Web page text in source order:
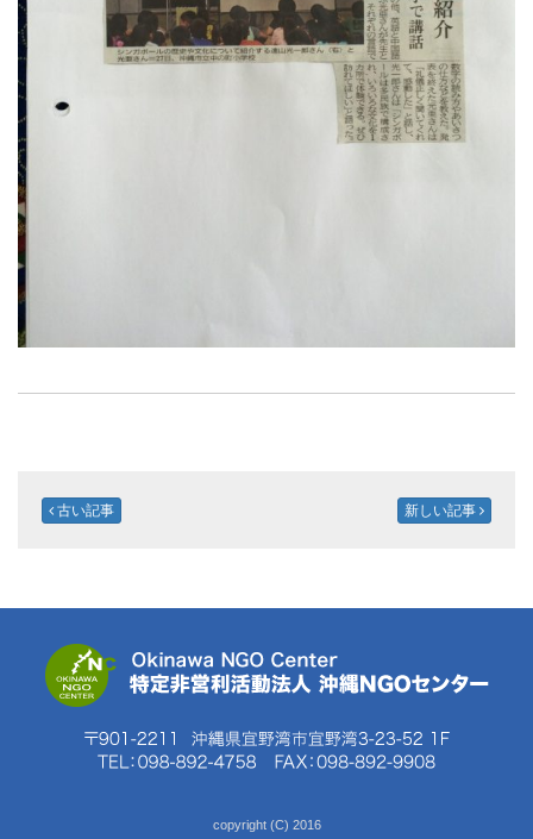
古い記事 新しい記事
copyright (C) 2016